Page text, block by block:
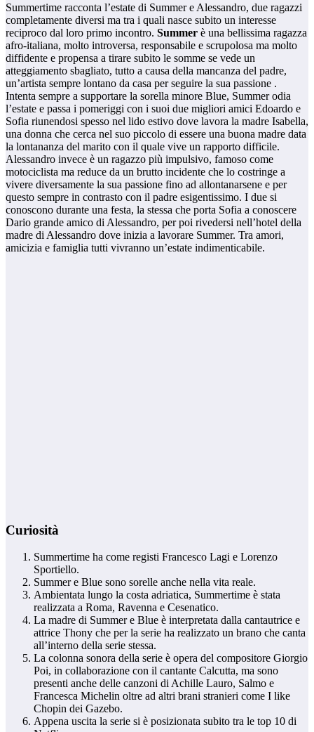
Summertime racconta l’estate di Summer e Alessandro, due ragazzi
completamente diversi ma tra i quali nasce subito un interesse
reciproco dal loro primo incontro. Summer è una bellissima ragazza
afro-italiana, molto introversa, responsabile e scrupolosa ma molto
diffidente e propensa a tirare subito le somme se vede un
atteggiamento sbagliato, tutto a causa della mancanza del padre,
un’artista sempre lontano da casa per seguire la sua passione .
Intenta sempre a supportare la sorella minore Blue, Summer odia
l’estate e passa i pomeriggi con i suoi due migliori amici Edoardo e
Sofia riunendosi spesso nel lido estivo dove lavora la madre Isabella,
una donna che cerca nel suo piccolo di essere una buona madre data
la lontananza del marito con il quale vive un rapporto difficile.
Alessandro invece è un ragazzo più impulsivo, famoso come
motociclista ma reduce da un brutto incidente che lo costringe a
vivere diversamente la sua passione fino ad allontanarsene e per
questo sempre in contrasto con il padre esigentissimo. I due si
conoscono durante una festa, la stessa che porta Sofia a conoscere
Dario grande amico di Alessandro, per poi rivedersi nell’hotel della
madre di Alessandro dove inizia a lavorare Summer. Tra amori,
amicizia e famiglia tutti vivranno un’estate indimenticabile.
Curiosità
Summertime ha come registi Francesco Lagi e Lorenzo
Sportiello.
Summer e Blue sono sorelle anche nella vita reale.
Ambientata lungo la costa adriatica, Summertime è stata
realizzata a Roma, Ravenna e Cesenatico.
La madre di Summer e Blue è interpretata dalla cantautrice e
attrice Thony che per la serie ha realizzato un brano che canta
all’interno della serie stessa.
La colonna sonora della serie è opera del compositore Giorgio
Poi, in collaborazione con il cantante Calcutta, ma sono
presenti anche delle canzoni di Achille Lauro, Salmo e
Francesca Michelin oltre ad altri brani stranieri come I like
Chopin dei Gazebo.
Appena uscita la serie si è posizionata subito tra le top 10 di